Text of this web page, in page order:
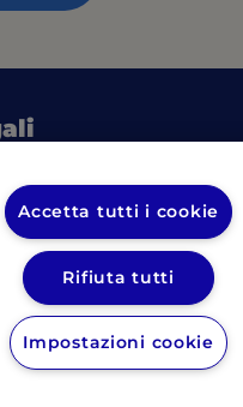
sulla privacy Diversy
Accetta tutti i cookie
Rifiuta tutti
Impostazioni cookie